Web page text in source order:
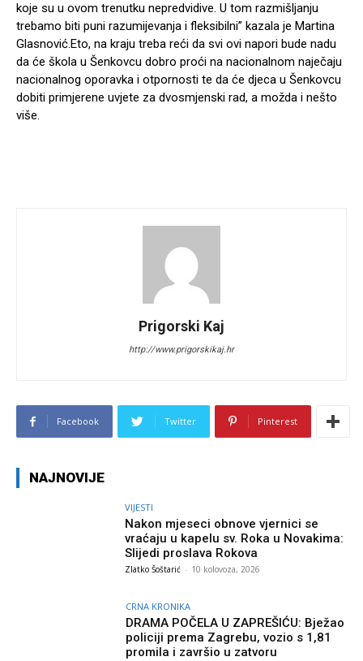
koje su u ovom trenutku nepredvidive. U tom razmišljanju
trebamo biti puni razumijevanja i fleksibilni” kazala je Martina
Glasnović.Eto, na kraju treba reći da svi ovi napori bude nadu
da će škola u Šenkovcu dobro proći na nacionalnom naječaju
nacionalnog oporavka i otpornosti te da će djeca u Šenkovcu
dobiti primjerene uvjete za dvosmjenski rad, a možda i nešto
više.
Prigorski Kaj
http://www.prigorskikaj.hr
Facebook Twitter Pinterest
NAJNOVIJE
VIJESTI
Nakon mjeseci obnove vjernici se
vraćaju u kapelu sv. Roka u Novakima:
Slijedi proslava Rokova
Zlatko Šoštarić - 10 kolovoza, 2026
CRNA KRONIKA
DRAMA POČELA U ZAPREŠIĆU: Bježao
policiji prema Zagrebu, vozio s 1,81
promila i završio u zatvoru